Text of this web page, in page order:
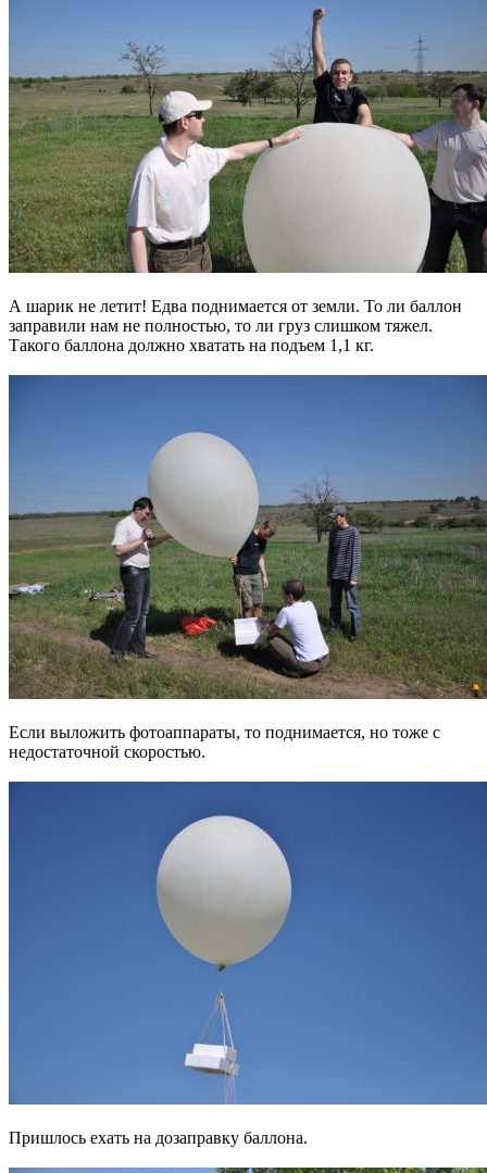
А шарик не летит! Едва поднимается от земли. То ли баллон
заправили нам не полностью, то ли груз слишком тяжел.
Такого баллона должно хватать на подъем 1,1 кг.
Если выложить фотоаппараты, то поднимается, но тоже с
недостаточной скоростью.
Пришлось ехать на дозаправку баллона.